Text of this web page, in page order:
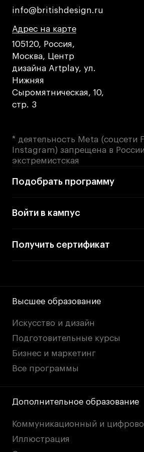
info@britishdesign.ru
info@britishdesign.ru
Адрес на карте
Адрес на карте
Адрес на карте
105120, Россия,
Москва, Центр
дизайна Artplay, ул.
Нижняя
Сыромятническая, 10,
стр. 3
* деятельность Meta (соцсети
Instagram) запрещена в
экстремистская
Подобрать программу
Войти в кампус
Получить сертификат
Высшее образование
Искусство и дизайн
Подготовительные курсы
Бизнес и маркетинг
Все программы
Дополнительное образование
Коммуникационный и
Иллюстрация